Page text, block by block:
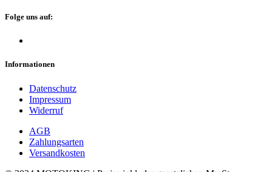
Folge uns auf:
Informationen
Datenschutz
Impressum
Widerruf
AGB
Zahlungsarten
Versandkosten